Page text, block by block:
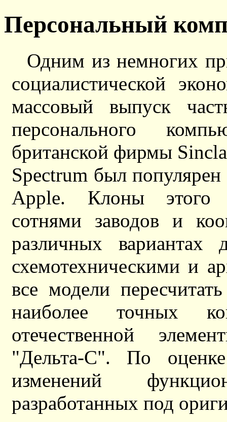
Персональный
Одним из немногих
социалистической
массовый выпуск
персонального
британской фирмы
Spectrum был
Apple. Клоны этого
сотнями заводов и
различных
схемотехническими и
все модели
наиболее точных
отечественной
"Дельта-С". По
изменений
разработанных под